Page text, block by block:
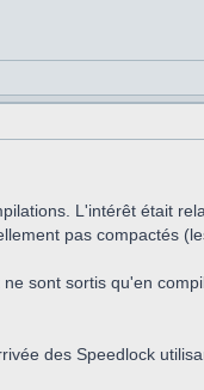
L'intérêt était
pas compactés
sont sortis qu'en
des Speedlock